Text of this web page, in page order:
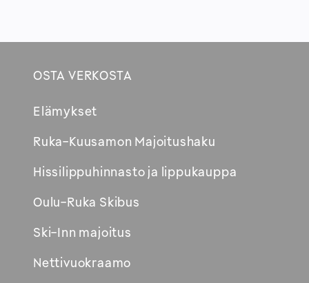
OSTA VERKOSTA
Elämykset
Ruka-Kuusamon Majoitushaku
ikkunaan
Hissilippuhinnasto ja lippukauppa
Oulu-Ruka Skibus
Ski-Inn majoitus
Nettivuokraamo